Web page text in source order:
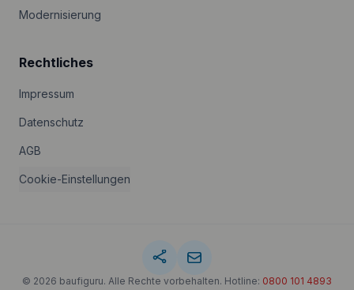
Modernisierung
Rechtliches
Impressum
Datenschutz
AGB
Cookie-Einstellungen
© 2026 baufiguru. Alle Rechte vorbehalten. Hotline: 0800 101 4893